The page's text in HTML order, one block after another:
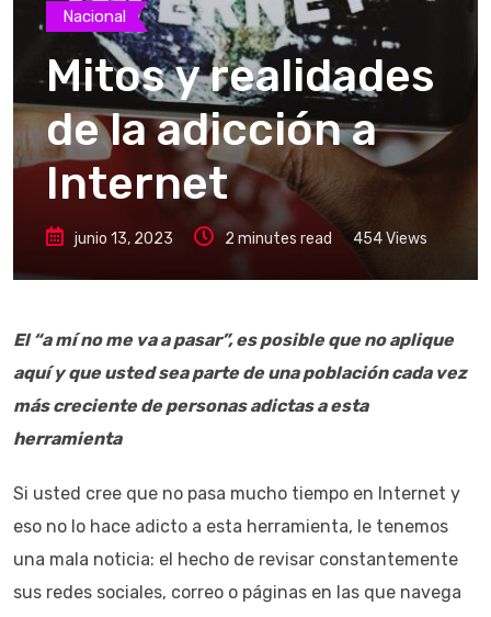
Nacional
Mitos y realidades
de la adicción a
Internet
junio 13, 2023 2 minutes read 454Views
El “a mí no me va a pasar”, es posible que no aplique
aquí y que usted sea parte de una población cada vez
más creciente de personas adictas a esta
herramienta
Si usted cree que no pasa mucho tiempo en Internet y
eso no lo hace adicto a esta herramienta, le tenemos
una mala noticia: el hecho de revisar constantemente
sus redes sociales, correo o páginas en las que navega